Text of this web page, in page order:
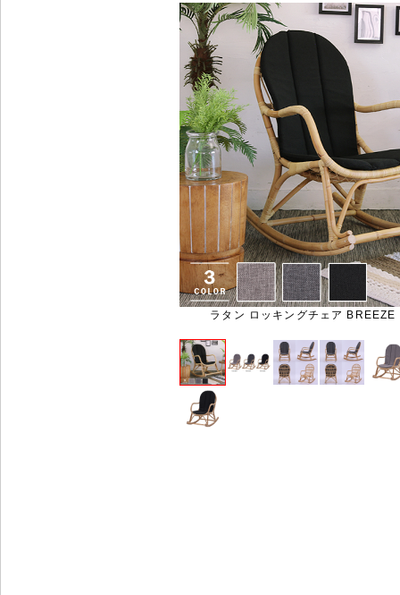
ラタン ロッキングチェア